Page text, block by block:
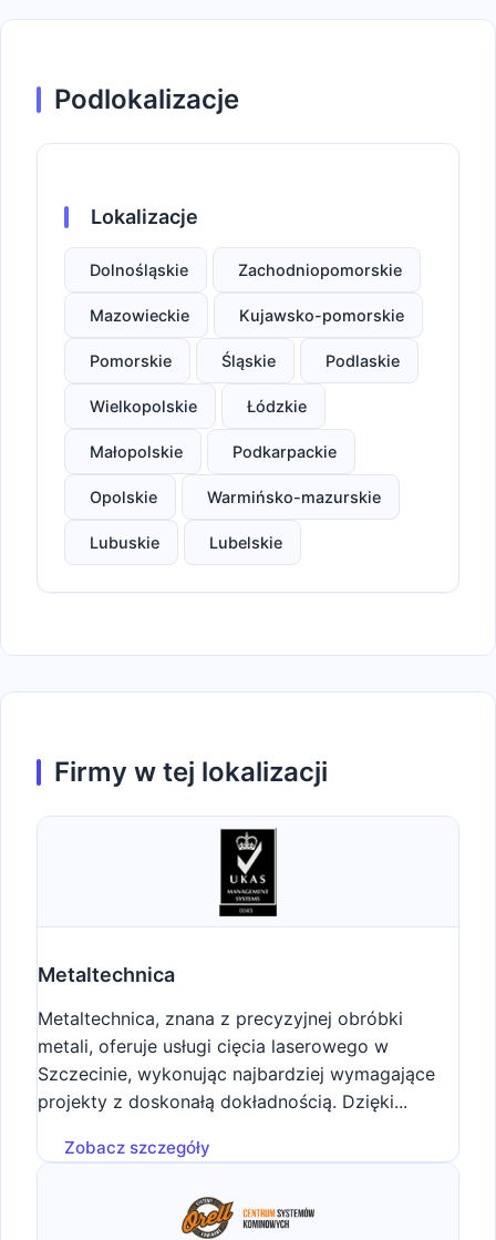
Podlokalizacje
Lokalizacje
Dolnośląskie Zachodniopomorskie
Mazowieckie Kujawsko-pomorskie
Pomorskie Śląskie Podlaskie
Wielkopolskie Łódzkie
Małopolskie Podkarpackie
Opolskie Warmińsko-mazurskie
Lubuskie Lubelskie
Firmy w tej lokalizacji
Metaltechnica
Metaltechnica, znana z precyzyjnej obróbki
metali, oferuje usługi cięcia laserowego w
Szczecinie, wykonując najbardziej wymagające
projekty z doskonałą dokładnością. Dzięki...
Zobacz szczegóły